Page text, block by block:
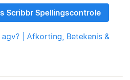
Scribbr Spellingscontrole
| Afkorting, Betekenis &